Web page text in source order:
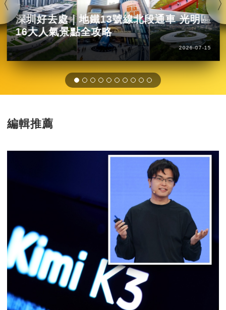
深圳好去處｜地鐵13號線北段通車 光明區
16大人氣景點全攻略
2026-07-15
編輯推薦